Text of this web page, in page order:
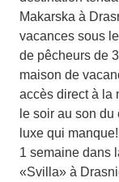
Makarska à
vacances sous
de pêcheurs de
maison de
accès direct à la
le soir au son
luxe qui manque!
1 semaine dans
«Svilla» à